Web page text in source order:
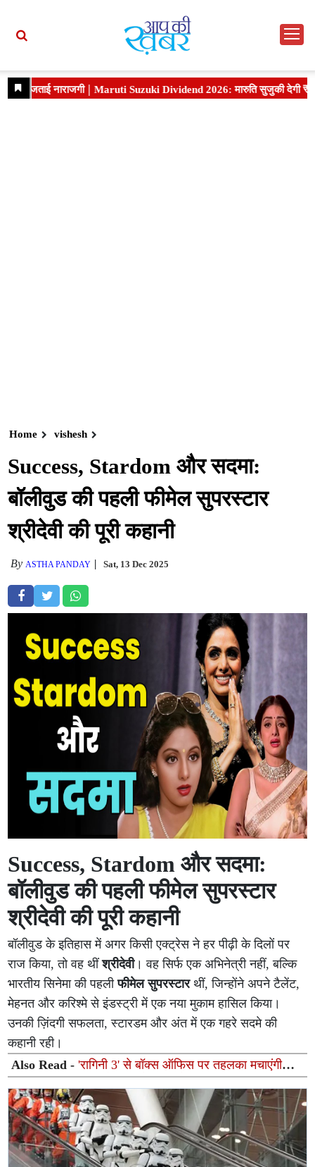
Home vishesh
Success, Stardom और सदमा:
बॉलीवुड की पहली फीमेल सुपरस्टार
श्रीदेवी की पूरी कहानी
By ASTHA PANDAY Sat, 13 Dec 2025
Success, Stardom और सदमा:
बॉलीवुड की पहली फीमेल सुपरस्टार
श्रीदेवी की पूरी कहानी
बॉलीवुड के इतिहास में अगर किसी एक्ट्रेस ने हर पीढ़ी के दिलों पर
राज किया, तो वह थींश्रीदेवी। वह सिर्फ एक अभिनेत्री नहीं, बल्कि
भारतीय सिनेमा की पहलीफीमेल सुपरस्टारथीं, जिन्होंने अपने टैलेंट,
मेहनत और करिश्मे से इंडस्ट्री में एक नया मुकाम हासिल किया।
उनकी ज़िंदगी सफलता, स्टारडम और अंत में एक गहरे सदमे की
कहानी रही।
Also Read -'रागिनी 3' से बॉक्स ऑफिस पर तहलका मचाएंगी
तमन्ना भाटिया; हॉरर-रोमांस फ्रेंचाइजी के नए सीक्वल का एलान